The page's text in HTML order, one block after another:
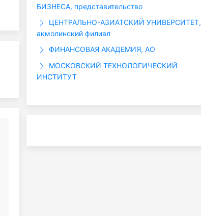
БИЗНЕСА, представительство
ЦЕНТРАЛЬНО-АЗИАТСКИЙ УНИВЕРСИТЕТ,
акмолинский филиал
ФИНАНСОВАЯ АКАДЕМИЯ, АО
МОСКОВСКИЙ ТЕХНОЛОГИЧЕСКИЙ
ИНСТИТУТ